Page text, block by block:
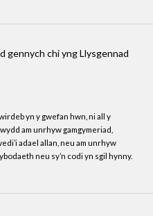
gennych chi yng Llysgennad
yn y gwefan hwn, ni all y
am unrhyw gamgymeriad,
adael allan, neu am unrhyw
neu sy’n codi yn sgil hynny.